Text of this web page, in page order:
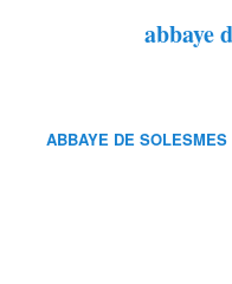
abbaye
ABBAYE DE SOLESMES